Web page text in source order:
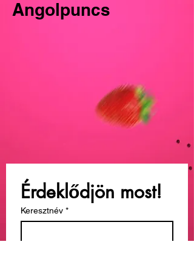
Angolpuncs
Érdeklődjön most!
Keresztnév *